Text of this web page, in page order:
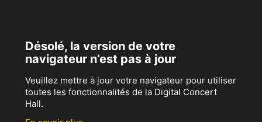
Désolé, la version de votre
navigateur n’est pas à jour
Veuillez mettre à jour votre navigateur pour utiliser
toutes les fonctionnalités de la Digital Concert
Hall.